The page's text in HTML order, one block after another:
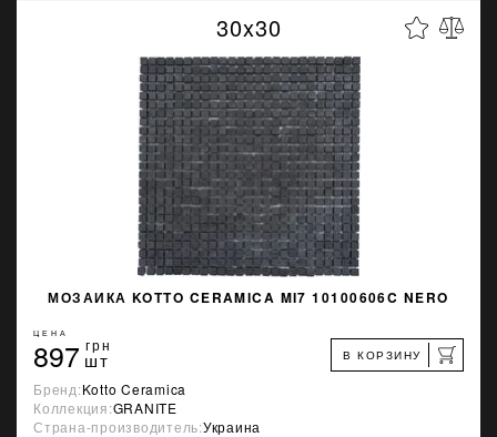
30x30
МОЗАИКА KOTTO CERAMICA MI7 10100606C NERO
ЦЕНА
897 грн
шт В КОРЗИНУ
Бренд:Kotto Ceramica
Коллекция:GRANITE
Страна-производитель:Украина